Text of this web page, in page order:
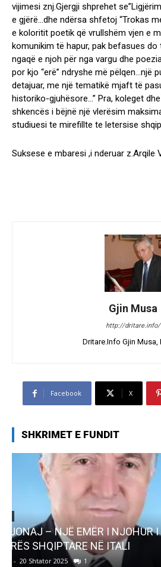
vijimesi znj.Gjergji shprehet
e gjërë…dhe ndërsa shfetoj “Trokas
e koloritit poetik që vrullshëm vjen e
komunikim të hapur, pak befasues
ngaqë e njoh për nga vargu dhe
por kjo “erë” ndryshe më pëlqen…një
detajuar, me një tematikë mjaft të
historiko-gjuhësore…” Pra, koleget
shkencës i bëjnë një vlerësim
studiuesi te mirefillte te letersise
Suksese e mbaresi ,i nderuar z.Arqile
Gjin Musa
http://dritare.info/
Dritare.Info Gjin Musa,
Facebook X
SHKRIMET E FUNDIT
AKTUALITET
Pregaditi Gjin Musa-Rome-
Gjin Musa - 8 Shtator 2025